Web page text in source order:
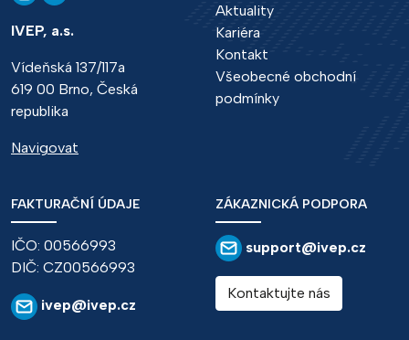
IVEP, a.s.
Vídeňská 137/117a
619 00 Brno, Česká
republika
Navigovat
Aktuality
Kariéra
Kontakt
Všeobecné obchodní
podmínky
FAKTURAČNÍ ÚDAJE
IČO: 00566993
DIČ: CZ00566993
ivep@ivep.cz
ZÁKAZNICKÁ PODPORA
support@ivep.cz
Kontaktujte nás